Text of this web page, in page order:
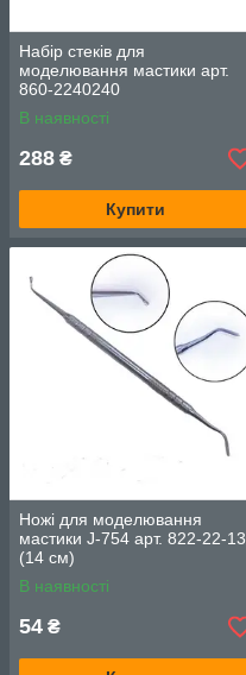
Набір стеків для
моделювання мастики арт.
860-2240240
В наявності
288 ₴
Купити
Ножі для моделювання
мастики J-754 арт. 822-22-13
(14 см)
В наявності
54 ₴